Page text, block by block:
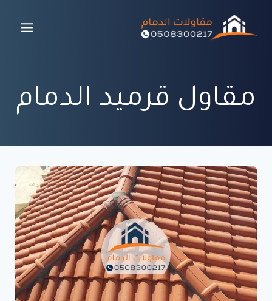
مقاول قرميد الدمام